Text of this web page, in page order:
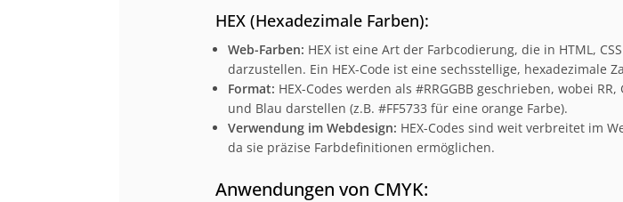
HEX (Hexadezimale Farben):
Web-Farben: HEX ist eine Art der Farbcodierung, die in HTML,
darzustellen. Ein HEX-Code ist eine sechsstellige, hexadezimale
Format: HEX-Codes werden als #RRGGBB geschrieben, wobei
und Blau darstellen (z.B. #FF5733 für eine orange Farbe).
Verwendung im Webdesign: HEX-Codes sind weit verbreitet im
da sie präzise Farbdefinitionen ermöglichen.
Anwendungen von CMYK: